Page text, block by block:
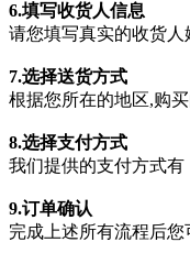
6.填写收货人信息
请您填写真实的收货人
7.选择送货方式
根据您所在的地区,购
8.选择支付方式
我们提供的支付方式有
9.订单确认
完成上述所有流程后您